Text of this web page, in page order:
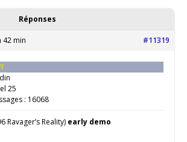
Réponses
42 min #11319
25
: 16068
Ravager’s Reality) early demo